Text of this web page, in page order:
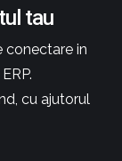
tau
conectare in
cu ajutorul